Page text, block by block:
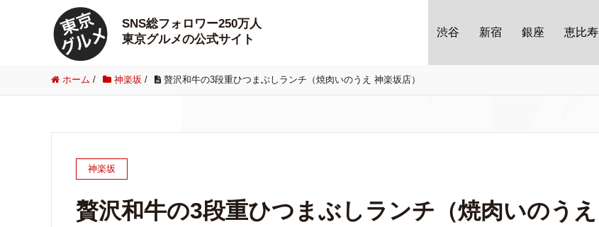
SNS総フォロワー250万人
東京グルメの公式サイト
渋谷 新宿 銀座 恵比寿
ホーム / 神楽坂 / 贅沢和牛の3段重ひつまぶしランチ（焼肉いのうえ 神楽坂店）
神楽坂
贅沢和牛の3段重ひつまぶしランチ（焼肉いのうえ